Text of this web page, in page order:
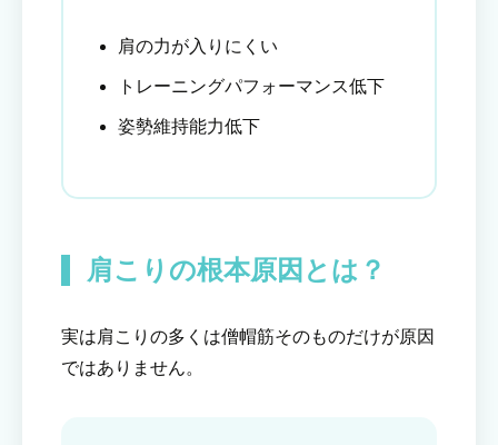
肩の力が入りにくい
トレーニングパフォーマンス低下
姿勢維持能力低下
肩こりの根本原因とは？
実は肩こりの多くは僧帽筋そのものだけが原因
ではありません。